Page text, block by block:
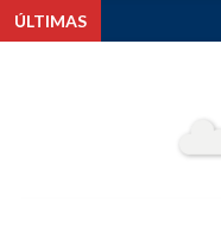
ÚLTIMAS